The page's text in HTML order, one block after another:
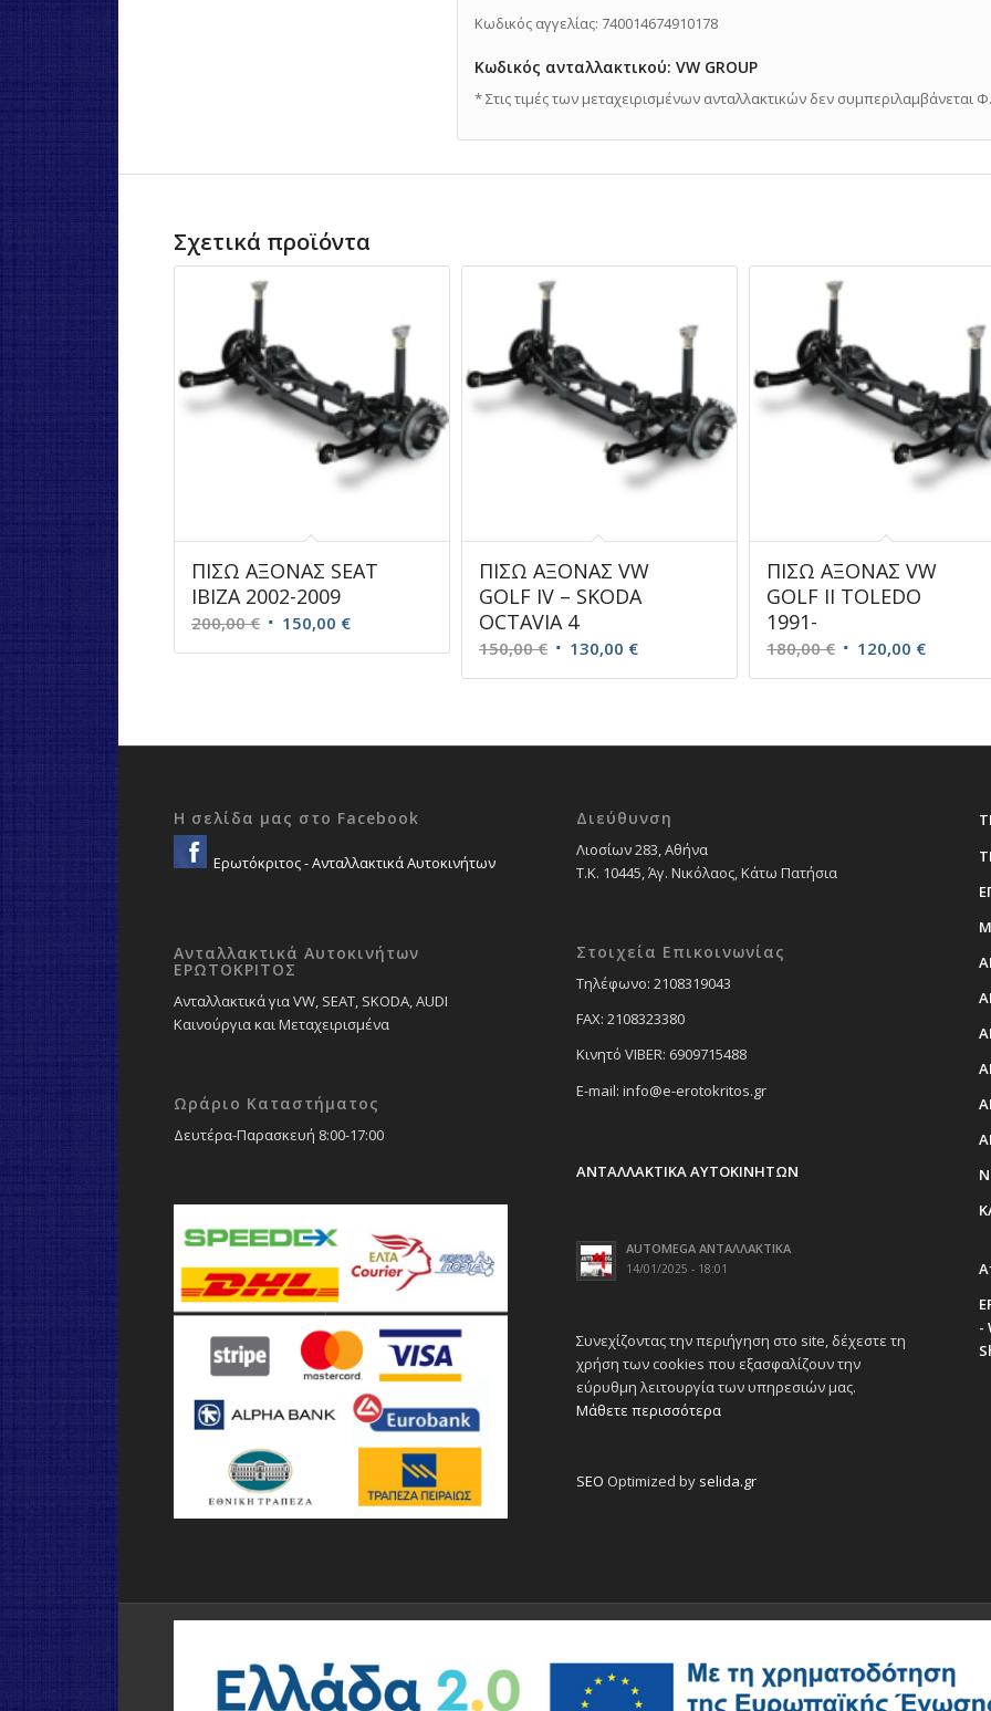
Κωδικός αγγελίας: 740014674910178
Κωδικός ανταλλακτικού: VW GROUP
* Στις τιμές των μεταχειρισμένων ανταλλακτικών δεν συμπεριλαμβάνεται
Σχετικά προϊόντα
ΠΙΣΩ ΑΞΟΝΑΣ SEAT
IBIZA 2002-2009
200,00€ Original
price
150,00 €Η
τρέχουσα
ΠΙΣΩ ΑΞΟΝΑΣ VW
GOLF IV – SKODA
OCTAVIA 4
150,00€ Original
price
130,00 €Η
τρέχουσα
130,00 €.
ΠΙΣΩ ΑΞΟΝΑΣ VW
GOLF II TOLEDO
1991-
180,00€ Original
price
120,00 €Η
120,00
Η σελίδα μας στο Facebook
Ερωτόκριτος - Ανταλλακτικά Αυτοκινήτων
Ανταλλακτικά Αυτοκινήτων
ΕΡΩΤΟΚΡΙΤΟΣ
Ανταλλακτικά για VW, SEAT, SKODA, AUDI
Καινούργια και Μεταχειρισμένα
Ωράριο Καταστήματος
Δευτέρα-Παρασκευή 8:00-17:00
Διεύθυνση
Λιοσίων 283, Αθήνα
Τ.Κ. 10445, Άγ. Νικόλαος, Κάτω Πατήσια
Στοιχεία Επικοινωνίας
Tηλέφωνο: 2108319043
FAX: 2108323380
Κινητό VIBER: 6909715488
E-mail: info@e-erotokritos.gr
ΑΝΤΑΛΛΑΚΤΙΚΑ ΑΥΤΟΚΙΝΗΤΩΝ
AUTOMEGA ΑΝΤΑΛΛΑΚΤΙΚΑ
14/01/2025 - 18:01
Συνεχίζοντας την περιήγηση στο site, δέχεστε τη
χρήση των cookies που εξασφαλίζουν την
εύρυθμη λειτουργία των υπηρεσιών μας.
Μάθετε περισσότερα
SEO Optimized by selida.gr
-